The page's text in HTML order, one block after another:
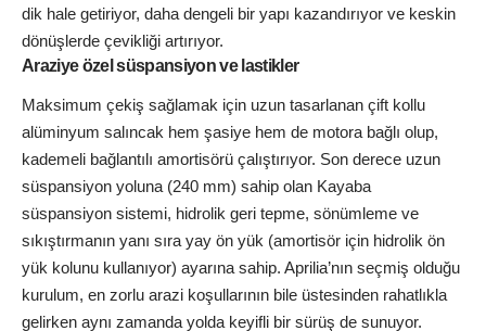
dik hale getiriyor, daha dengeli bir yapı kazandırıyor ve keskin
dönüşlerde çevikliği artırıyor.
Araziye özel süspansiyon ve lastikler
Maksimum çekiş sağlamak için uzun tasarlanan çift kollu
alüminyum salıncak hem şasiye hem de motora bağlı olup,
kademeli bağlantılı amortisörü çalıştırıyor. Son derece uzun
süspansiyon yoluna (240 mm) sahip olan Kayaba
süspansiyon sistemi, hidrolik geri tepme, sönümleme ve
sıkıştırmanın yanı sıra yay ön yük (amortisör için hidrolik ön
yük kolunu kullanıyor) ayarına sahip. Aprilia’nın seçmiş olduğu
kurulum, en zorlu arazi koşullarının bile üstesinden rahatlıkla
gelirken aynı zamanda yolda keyifli bir sürüş de sunuyor.